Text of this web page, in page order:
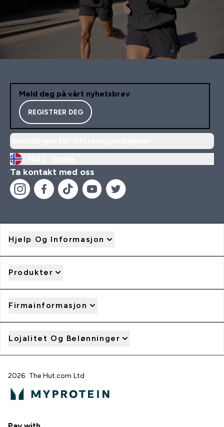
Meld deg på vårt nyhetsbrev
REGISTRER DEG
Ta kontakt med oss
Hjelp Og Informasjon
Produkter
Firmainformasjon
Lojalitet Og Belønninger
2026 The Hut.com Ltd